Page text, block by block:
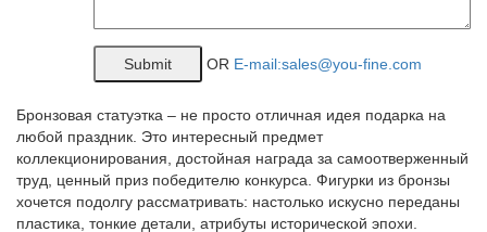
Статуэтки собак. Купить статуэтки собак из… – Минерал
Символ года 2018 Собака, полистоун -20% — Каталог —
Подарок…
Фигурки из природных материалов.Цена за штуку: 1. 382,04
руб. Количествоminus plus. Быстрый просмотр. 125-048
Статуэтка Долматинец с качающ.головой 11см.
OR E-mail:sales@you-fine.com
Бронзовая статуэтка – не просто отличная идея подарка на
любой праздник. Это интересный предмет
коллекционирования, достойная награда за самоотверженный
труд, ценный приз победителю конкурса. Фигурки из бронзы
хочется подолгу рассматривать: настолько искусно переданы
пластика, тонкие детали, атрибуты исторической эпохи.